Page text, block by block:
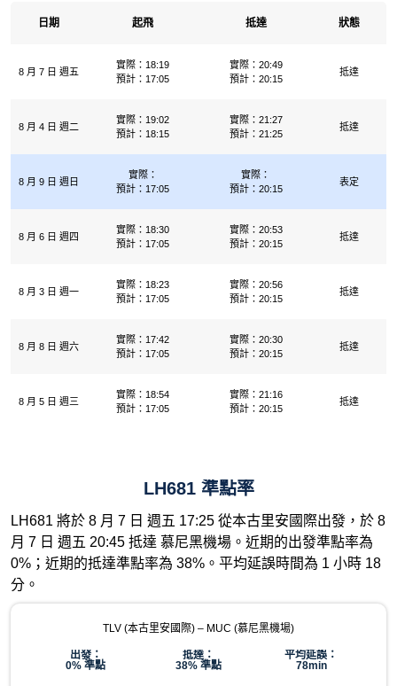
日期 起飛 抵達 狀態
8 月 7 日 週五
實際：18:19
預計：17:05
實際：20:49
預計：20:15
抵達
8 月 4 日 週二
實際：19:02
預計：18:15
實際：21:27
預計：21:25
抵達
8 月 9 日 週日
實際：
預計：17:05
實際：
預計：20:15
表定
8 月 6 日 週四
實際：18:30
預計：17:05
實際：20:53
預計：20:15
抵達
8 月 3 日 週一
實際：18:23
預計：17:05
實際：20:56
預計：20:15
抵達
8 月 8 日 週六
實際：17:42
預計：17:05
實際：20:30
預計：20:15
抵達
8 月 5 日 週三
實際：18:54
預計：17:05
實際：21:16
預計：20:15
抵達
LH681 準點率
LH681 將於 8 月 7 日 週五 17:25 從本古里安國際出發，於 8
月 7 日 週五 20:45 抵達 慕尼黑機場。近期的出發準點率為
0%；近期的抵達準點率為 38%。平均延誤時間為 1 小時 18
分。
TLV (本古里安國際) – MUC (慕尼黑機場)
出發：
0% 準點
抵達：
38% 準點
平均延誤：
78min